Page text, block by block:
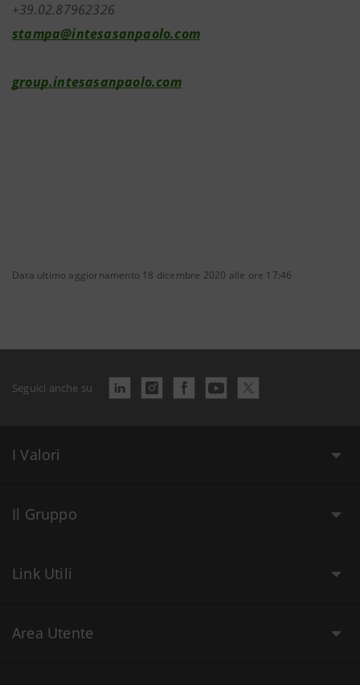
+39.02.87962326
stampa@intesasanpaolo.com
group.intesasanpaolo.com
Data ultimo aggiornamento 18 dicembre 2020 alle ore 17:46
Seguici anche su
I Valori
Il Gruppo
Link Utili
Area Utente